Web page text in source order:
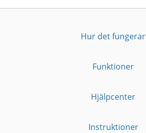
Hur det fungerar
Funktioner
Hjälpcenter
Instruktioner